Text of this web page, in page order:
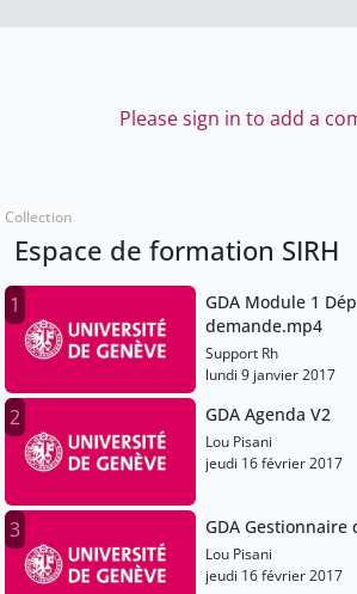
Please sign in to add a
Collection
Espace de formation SIRH
1
GDA Module 1
demande.mp4
Support Rh
lundi 9 janvier 2017
2 GDA Agenda V2
Lou Pisani
jeudi 16 février 2017
3 GDA Gestionnaire
Lou Pisani
jeudi 16 février 2017